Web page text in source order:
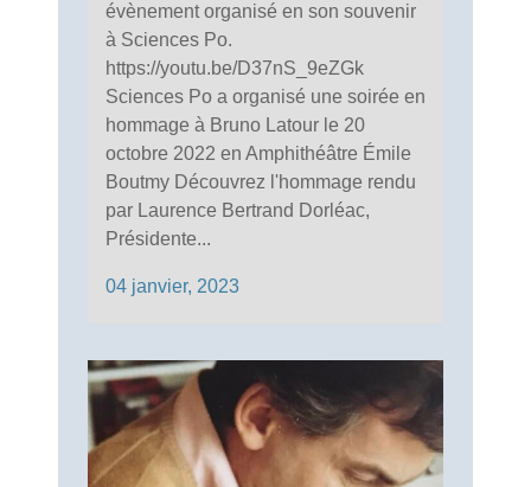
évènement organisé en son souvenir
à Sciences Po.
https://youtu.be/D37nS_9eZGk
Sciences Po a organisé une soirée en
hommage à Bruno Latour le 20
octobre 2022 en Amphithéâtre Émile
Boutmy Découvrez l'hommage rendu
par Laurence Bertrand Dorléac,
Présidente...
04 janvier, 2023